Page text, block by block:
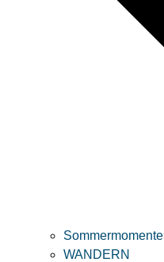
Sommermomente
WANDERN